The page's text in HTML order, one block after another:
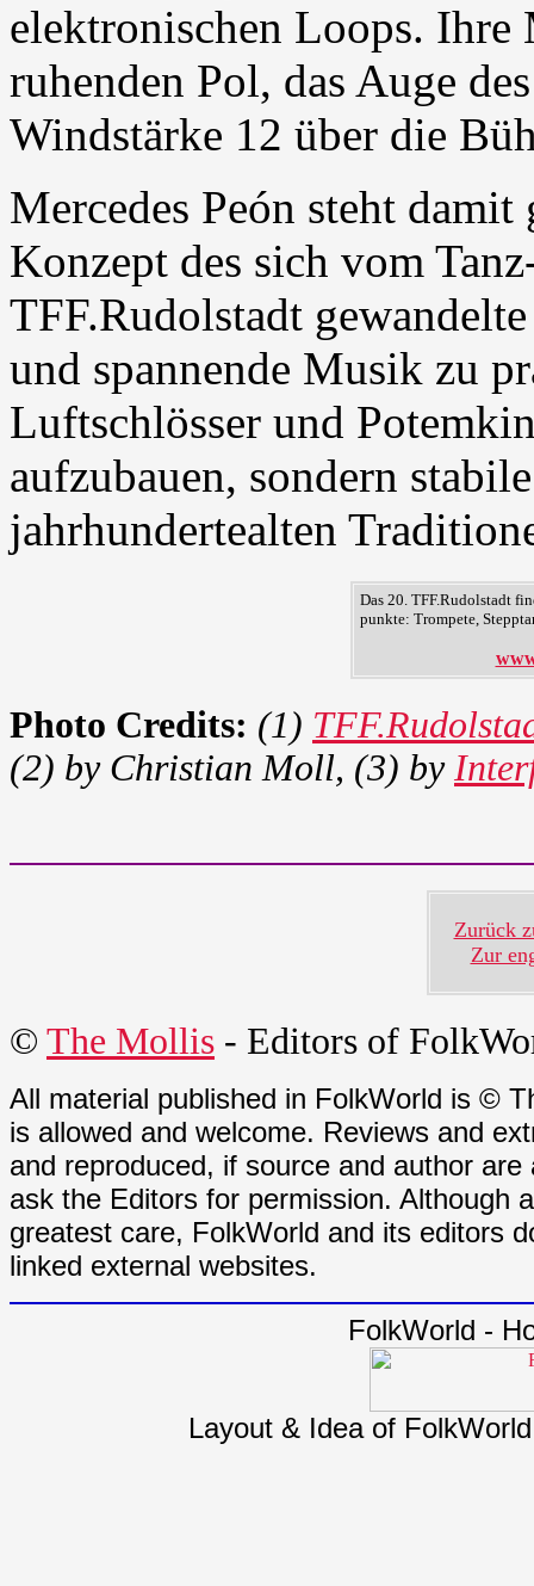
elektronischen Loops.
ruhenden Pol, das Auge
Windstärke 12 über die
Mercedes Peón steht
Konzept des sich vom
TFF.Rudolstadt
und spannende Musik zu
Luftschlösser und
aufzubauen, sondern
jahrhundertealten
Das 20. TFF.Rudolstadt
punkte: Trompete,
Photo Credits: (1)
(2) by Christian Moll, (3) by
Zurück
Zur
© The Mollis - Editors of
All material published in FolkWorld is ©
is allowed and welcome. Reviews and
and reproduced, if source and author
ask the Editors for permission. Although
greatest care, FolkWorld and its editors
linked external websites.
FolkWorld -
Layout & Idea of